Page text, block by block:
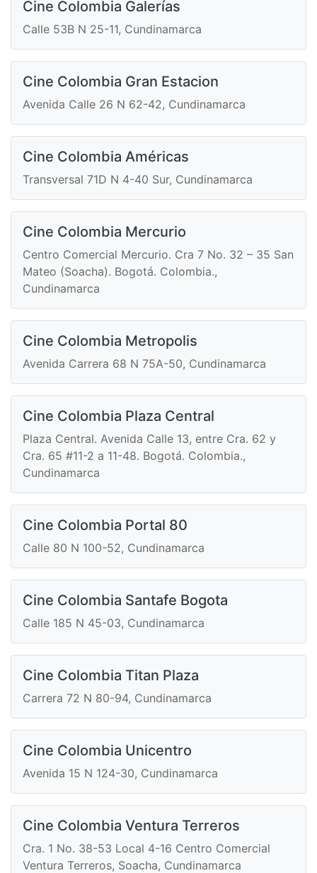
Cine Colombia Galerías
Calle 53B N 25-11, Cundinamarca
Cine Colombia Gran Estacion
Avenida Calle 26 N 62-42, Cundinamarca
Cine Colombia Américas
Transversal 71D N 4-40 Sur, Cundinamarca
Cine Colombia Mercurio
Centro Comercial Mercurio. Cra 7 No. 32 – 35 San
Mateo (Soacha). Bogotá. Colombia.,
Cundinamarca
Cine Colombia Metropolis
Avenida Carrera 68 N 75A-50, Cundinamarca
Cine Colombia Plaza Central
Plaza Central. Avenida Calle 13, entre Cra. 62 y
Cra. 65 #11-2 a 11-48. Bogotá. Colombia.,
Cundinamarca
Cine Colombia Portal 80
Calle 80 N 100-52, Cundinamarca
Cine Colombia Santafe Bogota
Calle 185 N 45-03, Cundinamarca
Cine Colombia Titan Plaza
Carrera 72 N 80-94, Cundinamarca
Cine Colombia Unicentro
Avenida 15 N 124-30, Cundinamarca
Cine Colombia Ventura Terreros
Cra. 1 No. 38-53 Local 4-16 Centro Comercial
Ventura Terreros, Soacha, Cundinamarca